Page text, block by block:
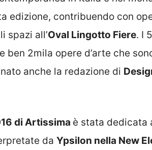
edizione, contribuendo con
spazi all’Oval Lingotto Fiere. I
ben 2mila opere d’arte che
anche la redazione di
di Artissima è stata dedicata
da Ypsilon nella New